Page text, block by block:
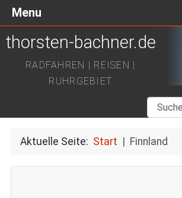
thorsten-bachner.de
RADFAHREN | REISEN |
RUHRGEBIET
Suchen
Aktuelle Seite: Start Finnland
Menu